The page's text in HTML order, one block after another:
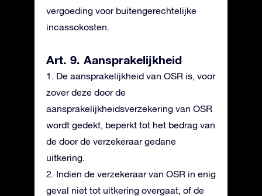
vergoeding voor buitengerechtelijke
incassokosten.
Art. 9. Aansprakelijkheid
1. De aansprakelijkheid van OSR is, voor
zover deze door de
aansprakelijkheidsverzekering van OSR
wordt gedekt, beperkt tot het bedrag van
de door de verzekeraar gedane
uitkering.
2. Indien de verzekeraar van OSR in enig
geval niet tot uitkering overgaat, of de